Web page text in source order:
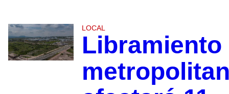
LOCAL
Libramiento